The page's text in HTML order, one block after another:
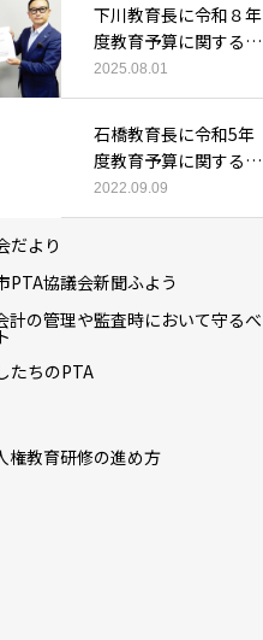
下川教育長に令和８年
度教育予算に関する要
望書を提出しました
2025.08.01
石橋教育長に令和5年
度教育予算に関する要
望書を提出しました
2022.09.09